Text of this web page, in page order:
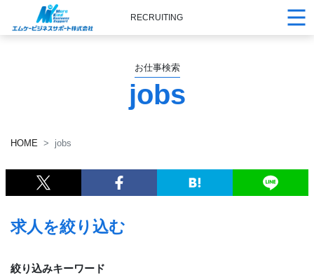
RECRUITING
お仕事検索
jobs
HOME jobs
求人を絞り込む
絞り込みキーワード